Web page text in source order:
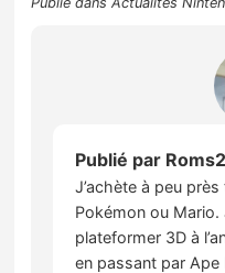
Publié par
J’achète à peu
Pokémon ou
plateformer 3D à
en passant par Ape